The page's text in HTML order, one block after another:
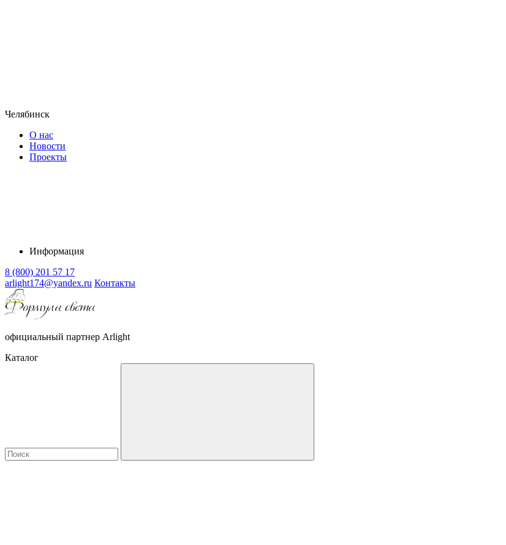
Челябинск
О нас
Новости
Проекты
Информация
8 (800) 201 57 17
arlight174@yandex.ru Контакты
официальный партнер Arlight
Каталог